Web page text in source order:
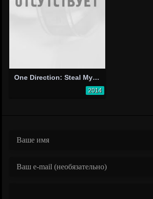
One Direction: Steal My Girl
2014